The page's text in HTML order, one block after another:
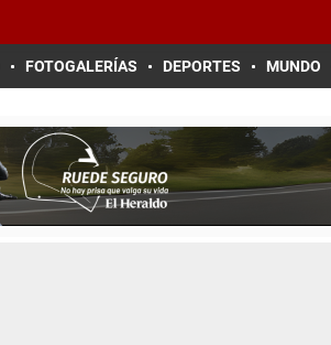
FOTOGALERÍAS DEPORTES MUNDO